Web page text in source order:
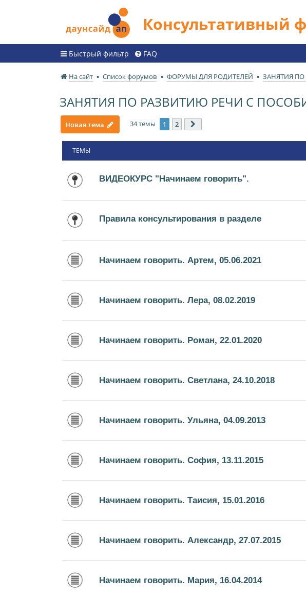
Консультативный
Быстрый фильтр FAQ
На сайт Список форумов ФОРУМЫ ДЛЯ РОДИТЕЛЕЙ ЗАНЯТИЯ
ЗАНЯТИЯ ПО РАЗВИТИЮ РЕЧИ С
Новая тема 34 темы 1 2
ТЕМЫ
ВИДЕОКУРС "Начинаем говорить".
Правила консультирования в разделе
Начинаем говорить. Артем, 05.06.2021
Начинаем говорить. Лера, 08.02.2019
Начинаем говорить. Роман, 22.01.2020
Начинаем говорить. Светлана, 24.10.2018
Начинаем говорить. Ульяна, 04.09.2013
Начинаем говорить. София, 13.11.2015
Начинаем говорить. Таисия, 15.01.2016
Начинаем говорить. Александр, 27.07.2015
Начинаем говорить. Мария, 16.04.2014